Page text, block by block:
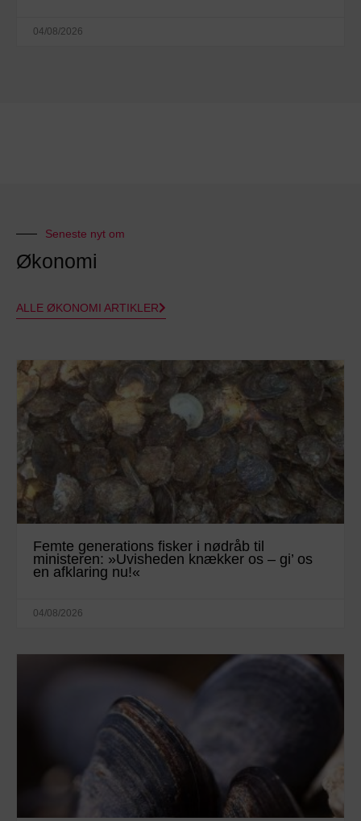
04/08/2026
Seneste nyt om
Økonomi
ALLE ØKONOMI ARTIKLER
Femte generations fisker i nødråb til
ministeren: »Uvisheden knækker os – gi’ os
en afklaring nu!«
04/08/2026